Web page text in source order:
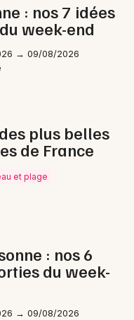
: nos 7 idées
week-end
→ 09/08/2026
plus belles
de France
et plage
: nos 6
du week-
→ 09/08/2026